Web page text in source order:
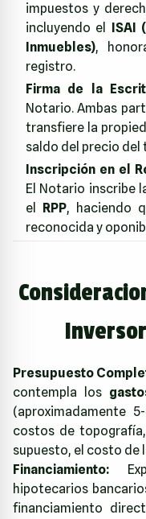
impuestos y
incluyendo el
ISAI
Inmuebles),
registro.
Firma de la
Notario. Ambas
transfiere la
saldo del precio del
Inscripción en el
El Notario inscribe
el
RPP, haciendo
reconocida y
Presupuesto
contempla los
(aproximadamente
costos de
supuesto, el costo de
Financiamiento:
hipotecarios
financiamiento